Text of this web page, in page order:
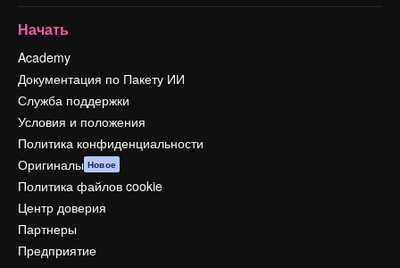
Начать
Academy
Документация по Пакету ИИ
Служба поддержки
Условия и положения
Политика конфиденциальности
Оригиналы Новое
Политика файлов cookie
Центр доверия
Партнеры
Предприятие